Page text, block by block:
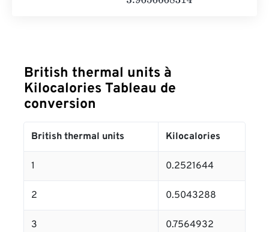
British thermal units à
Kilocalories Tableau de
conversion
British thermal units Kilocalories
1 0.2521644
2 0.5043288
3 0.7564932